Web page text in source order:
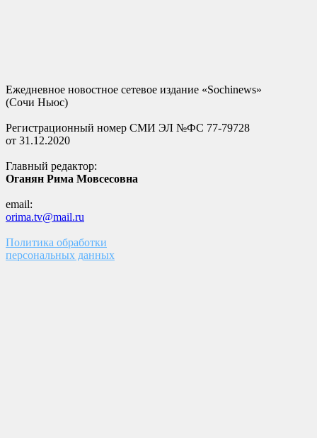
Ежедневное новостное сетевое издание «Sochinews»
(Сочи Ньюс)
Регистрационный номер СМИ ЭЛ №ФС 77-79728
от 31.12.2020
Главный редактор:
Оганян Рима Мовсесовна
email:
orima.tv@mail.ru
Политика обработки
персональных данных